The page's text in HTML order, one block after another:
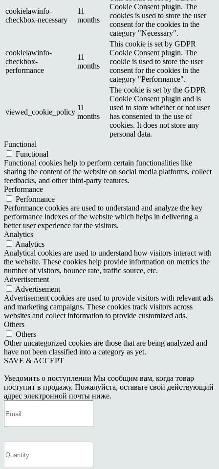
cookielawinfo-
checkbox-necessary
11
months
Cookie Consent plugin. The
cookies is used to store the user
consent for the cookies in the
category "Necessary".
cookielawinfo-
checkbox-
performance
11
months
This cookie is set by GDPR
Cookie Consent plugin. The
cookie is used to store the user
consent for the cookies in the
category "Performance".
viewed_cookie_policy
11
months
The cookie is set by the GDPR
Cookie Consent plugin and is
used to store whether or not user
has consented to the use of
cookies. It does not store any
personal data.
Functional
Functional
Functional cookies help to perform certain functionalities like
sharing the content of the website on social media platforms, collect
feedbacks, and other third-party features.
Performance
Performance
Performance cookies are used to understand and analyze the key
performance indexes of the website which helps in delivering a
better user experience for the visitors.
Analytics
Analytics
Analytical cookies are used to understand how visitors interact with
the website. These cookies help provide information on metrics the
number of visitors, bounce rate, traffic source, etc.
Advertisement
Advertisement
Advertisement cookies are used to provide visitors with relevant ads
and marketing campaigns. These cookies track visitors across
websites and collect information to provide customized ads.
Others
Others
Other uncategorized cookies are those that are being analyzed and
have not been classified into a category as yet.
SAVE & ACCEPT
Уведомить о поступлении Мы сообщим вам, когда товар
поступит в продажу. Пожалуйста, оставьте свой действующий
адрес электронной почты ниже.